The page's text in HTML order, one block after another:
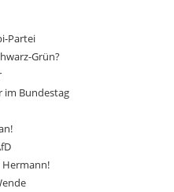
Partei
Grün?
im Bundestag